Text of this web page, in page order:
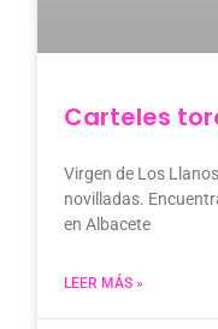
Carteles
Virgen de Los
novilladas.
en Albacete
LEER MÁS »